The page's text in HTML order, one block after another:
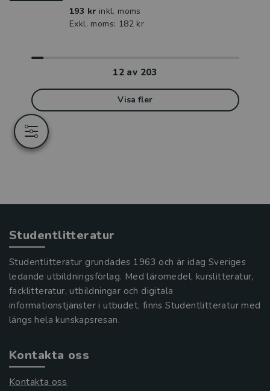
193 kr inkl. moms
Exkl. moms: 182 kr
12 av 203
Visa fler
Studentlitteratur
Studentlitteratur grundades 1963 och är idag Sveriges
ledande utbildningsförlag. Med läromedel, kurslitteratur,
facklitteratur, utbildningar och digitala
informationstjänster i utbudet, finns Studentlitteratur med
längs hela kunskapsresan.
Kontakta oss
Kontakta oss